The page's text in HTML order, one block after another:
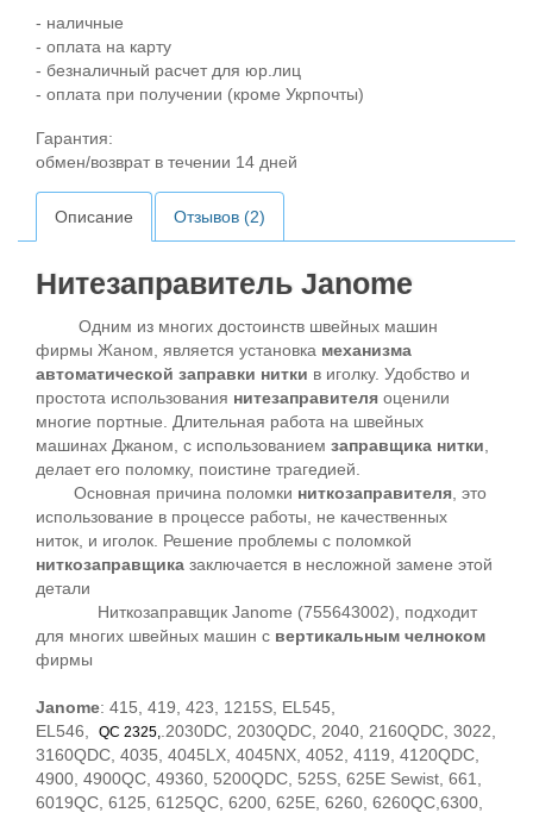
- наличные
- оплата на карту
- безналичный расчет для юр.лиц
- оплата при получении (кроме Укрпочты)
Гарантия:
обмен/возврат в течении 14 дней
Описание Отзывов (2)
Нитезаправитель Janome
Одним из многих достоинств швейных машин
фирмы Жаном, является установка механизма
автоматической заправки нитки в иголку. Удобство и
простота использования нитезаправителя оценили
многие портные. Длительная работа на швейных
машинах Джаном, с использованием заправщика нитки
делает его поломку, поистине трагедией.
Основная причина поломки ниткозаправителя , это
использование в процессе работы, не качественных
ниток, и иголок. Решение проблемы с поломкой
ниткозаправщика заключается в несложной замене этой
детали
Ниткозаправщик Janome (755643002), подходит
для многих швейных машин с вертикальным челноком
фирмы
Janome: 415, 419, 423, 1215S, EL545,
EL546, QC 2325, .2030DC, 2030QDC, 2040, 2160QDC, 3022,
3160QDC, 4035, 4045LX, 4045NX, 4052, 4119, 4120QDC,
4900, 4900QC, 49360, 5200QDC, 525S, 625E Sewist, 661,
6019QC, 6125, 6125QC, 6200, 625E, 6260, 6260QC,6300,